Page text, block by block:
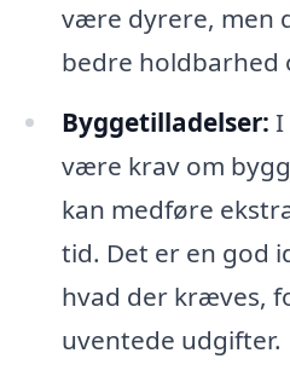
være dyrere, men
bedre
Byggetilladelser: I
være krav om
kan medføre
tid. Det er en god
hvad der kræves,
uventede udgifter.